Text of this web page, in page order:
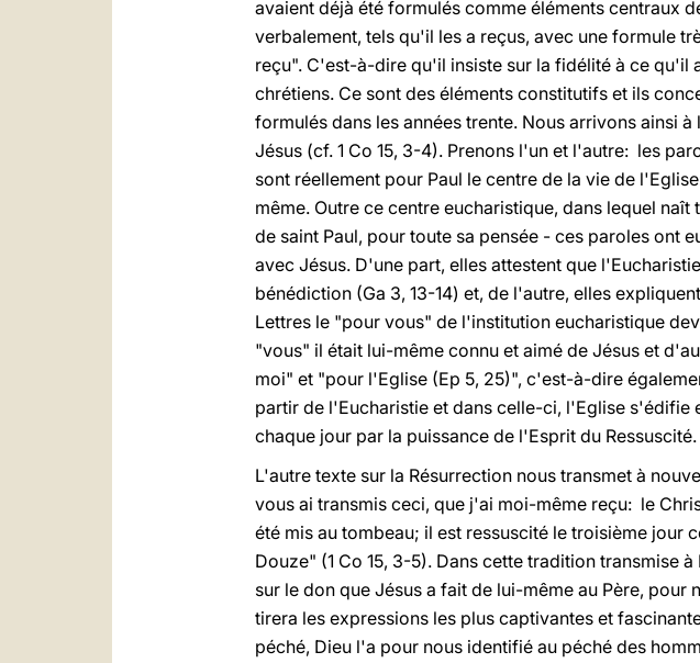
avaient déjà été formulés comme éléments centraux
verbalement, tels qu'il les a reçus, avec une formule
reçu". C'est-à-dire qu'il insiste sur la fidélité à ce qu'il
chrétiens. Ce sont des éléments constitutifs et ils
formulés dans les années trente. Nous arrivons ainsi
Jésus (cf. 1 Co 15, 3-4). Prenons l'un et l'autre: les
sont réellement pour Paul le centre de la vie de
même. Outre ce centre eucharistique, dans lequel
de saint Paul, pour toute sa pensée - ces paroles ont
avec Jésus. D'une part, elles attestent que
bénédiction (Ga 3, 13-14) et, de l'autre, elles
Lettres le "pour vous" de l'institution eucharistique
"vous" il était lui-même connu et aimé de Jésus et
moi" et "pour l'Eglise (Ep 5, 25)", c'est-à-dire
partir de l'Eucharistie et dans celle-ci, l'Eglise s'édifie
chaque jour par la puissance de l'Esprit du Ressuscité.
L'autre texte sur la Résurrection nous transmet à
vous ai transmis ceci, que j'ai moi-même reçu: le
été mis au tombeau; il est ressuscité le troisième jour
Douze" (1 Co 15, 3-5). Dans cette tradition transmise
sur le don que Jésus a fait de lui-même au Père,
tirera les expressions les plus captivantes et
péché, Dieu l'a pour nous identifié au péché des